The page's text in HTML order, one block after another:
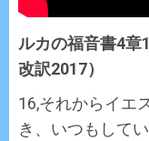
ルカの福音書4
改訳2017）
16,それからイエ
き、いつもして